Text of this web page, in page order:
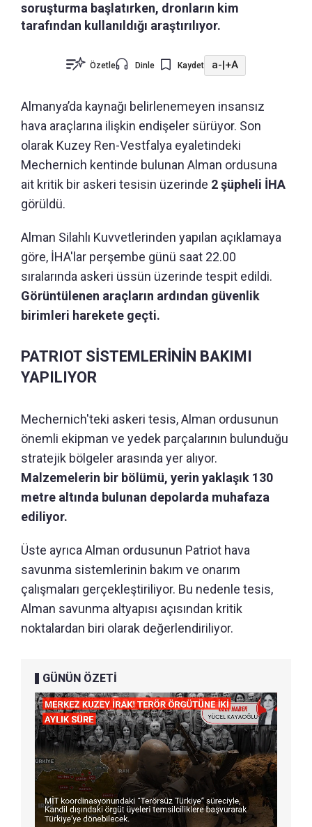
soruşturma başlatırken, dronların kim
tarafından kullanıldığı araştırılıyor.
Özetle Dinle Kaydet a-|+A
Almanya’da kaynağı belirlenemeyen insansız
hava araçlarına ilişkin endişeler sürüyor. Son
olarak Kuzey Ren-Vestfalya eyaletindeki
Mechernich kentinde bulunan Alman ordusuna
ait kritik bir askeri tesisin üzerinde 2 şüpheli İHA
görüldü.
Alman Silahlı Kuvvetlerinden yapılan açıklamaya
göre, İHA'lar perşembe günü saat 22.00
sıralarında askeri üssün üzerinde tespit edildi.
Görüntülenen araçların ardından güvenlik
birimleri harekete geçti.
PATRIOT SİSTEMLERİNİN BAKIMI
YAPILIYOR
Mechernich'teki askeri tesis, Alman ordusunun
önemli ekipman ve yedek parçalarının bulunduğu
stratejik bölgeler arasında yer alıyor.
Malzemelerin bir bölümü, yerin yaklaşık 130
metre altında bulunan depolarda muhafaza
ediliyor.
Üste ayrıca Alman ordusunun Patriot hava
savunma sistemlerinin bakım ve onarım
çalışmaları gerçekleştiriliyor. Bu nedenle tesis,
Alman savunma altyapısı açısından kritik
noktalardan biri olarak değerlendiriliyor.
GÜNÜN ÖZETİ